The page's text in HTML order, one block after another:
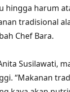
hingga harum
tradisional
Chef Bara.
Susilawati,
“Makanan